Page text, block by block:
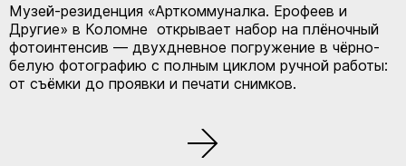
Музей-резиденция «Арткоммуналка. Ерофеев и
Другие» в Коломне открывает набор на плёночный
фотоинтенсив — двухдневное погружение в чёрно-
белую фотографию с полным циклом ручной работы:
от съёмки до проявки и печати снимков.